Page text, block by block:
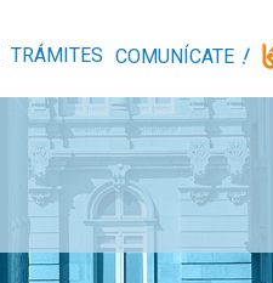
TRÁMITES COMUNÍCATE